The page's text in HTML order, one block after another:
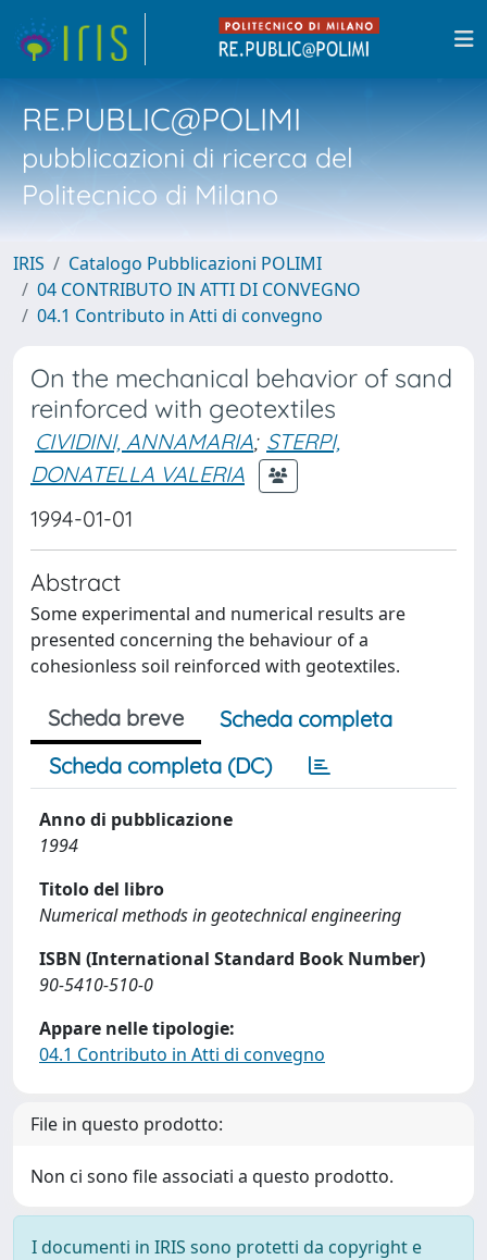
RE.PUBLIC@POLIMI
pubblicazioni di ricerca del
Politecnico di Milano
IRIS
Catalogo Pubblicazioni POLIMI
04 CONTRIBUTO IN ATTI DI CONVEGNO
04.1 Contributo in Atti di convegno
On the mechanical behavior of sand
reinforced with geotextiles
CIVIDINI, ANNAMARIA; STERPI,
DONATELLA VALERIA
1994-01-01
Abstract
Some experimental and numerical results are
presented concerning the behaviour of a
cohesionless soil reinforced with geotextiles.
Scheda breve
Scheda completa
Scheda completa (DC)
Anno di pubblicazione
1994
Titolo del libro
Numerical methods in geotechnical engineering
ISBN (International Standard Book Number)
90-5410-510-0
Appare nelle tipologie:
04.1 Contributo in Atti di convegno
File in questo prodotto:
Non ci sono file associati a questo prodotto.
I documenti in IRIS sono protetti da copyright e